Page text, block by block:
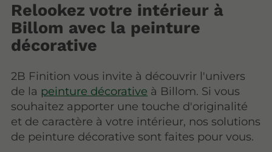
Relookez votre intérieur à
Billom avec la peinture
décorative
2B Finition vous invite à découvrir l'univers
de la peinture décorative à Billom. Si vous
souhaitez apporter une touche d'originalité
et de caractère à votre intérieur, nos solutions
de peinture décorative sont faites pour vous.